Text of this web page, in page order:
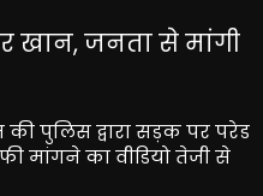
खान, जनता से मांगी
पुलिस द्वारा सड़क पर परेड
मांगने का वीडियो तेजी से